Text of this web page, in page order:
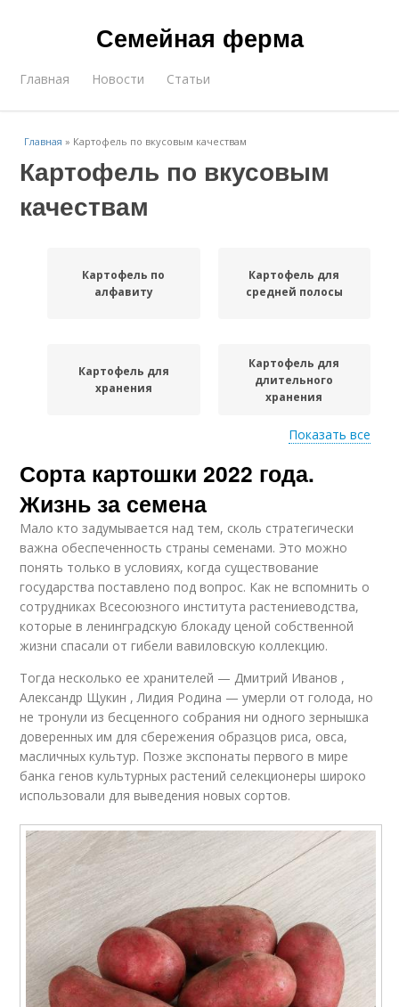
Семейная ферма
Главная Новости Статьи
Главная » Картофель по вкусовым качествам
Картофель по вкусовым
качествам
Картофель по
алфавиту
Картофель для
средней полосы
Картофель для
хранения
Картофель для
длительного
хранения
Картофель с желтой
мякотью
Рассыпчатый
картофель
Картофель с белой Ранний картофель
Показать все
Сорта картошки 2022 года.
Жизнь за семена
Мало кто задумывается над тем, сколь стратегически
важна обеспеченность страны семенами. Это можно
понять только в условиях, когда существование
государства поставлено под вопрос. Как не вспомнить о
сотрудниках Всесоюзного института растениеводства,
которые в ленинградскую блокаду ценой собственной
жизни спасали от гибели вавиловскую коллекцию.
Тогда несколько ее хранителей — Дмитрий Иванов ,
Александр Щукин , Лидия Родина — умерли от голода, но
не тронули из бесценного собрания ни одного зернышка
доверенных им для сбережения образцов риса, овса,
масличных культур. Позже экспонаты первого в мире
банка генов культурных растений селекционеры широко
использовали для выведения новых сортов.